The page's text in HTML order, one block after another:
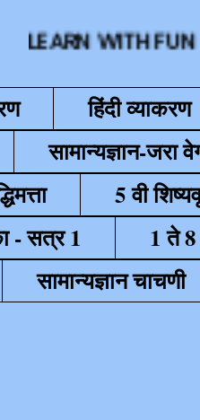
WITH FUN या
हिंदी व्याकरण
सामान्यज्ञान-जरा
5 वी
- सत्र 1
1 ते
सामान्यज्ञान चाचणी